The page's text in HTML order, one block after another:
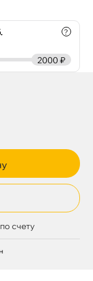
?
2000 ₽
счету